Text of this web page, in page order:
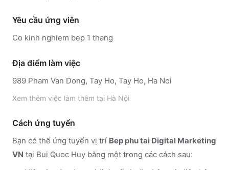
Yêu cầu ứng viên
Co kinh nghiem bep 1 thang
Địa điểm làm việc
989 Pham Van Dong, Tay Ho, Tay Ho, Ha Noi
Xem thêm việc làm thêm tại Hà Nội
Cách ứng tuyển
Bạn có thể ứng tuyển vị trí Bep phu tai Digital Marketing
VN tại Bui Quoc Huy bằng một trong các cách sau: